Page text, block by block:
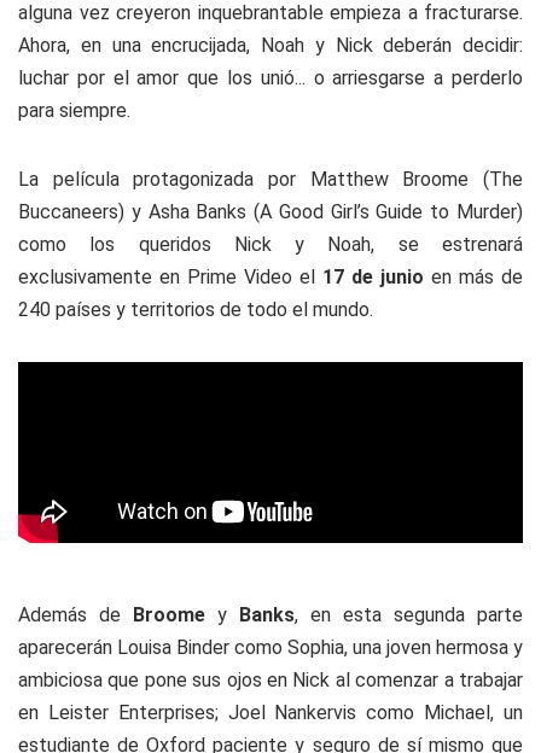
alguna vez creyeron inquebrantable empieza a fracturarse.
Ahora, en una encrucijada, Noah y Nick deberán decidir:
luchar por el amor que los unió... o arriesgarse a perderlo
para siempre.
La película protagonizada por Matthew Broome (The
Buccaneers) y Asha Banks (A Good Girl’s Guide to Murder)
como los queridos Nick y Noah, se estrenará
exclusivamente en Prime Video el 17 de junio en más de
240 países y territorios de todo el mundo.
Además de Broome y Banks, en esta segunda parte
aparecerán Louisa Binder como Sophia, una joven hermosa y
ambiciosa que pone sus ojos en Nick al comenzar a trabajar
en Leister Enterprises; Joel Nankervis como Michael, un
estudiante de Oxford paciente y seguro de sí mismo que